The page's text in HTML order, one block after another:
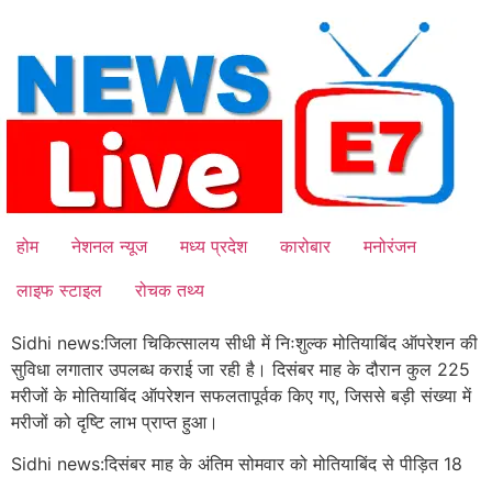
content
होम नेशनल न्यूज मध्य प्रदेश कारोबार
मनोरंजन
लाइफ स्टाइल
रोचक तथ्य
Sidhi news:जिला चिकित्सालय सीधी में निःशुल्क मोतियाबिंद ऑपरेशन की
सुविधा लगातार उपलब्ध कराई जा रही है। दिसंबर माह के दौरान कुल 225
मरीजों के मोतियाबिंद ऑपरेशन सफलतापूर्वक किए गए, जिससे बड़ी संख्या में
मरीजों को दृष्टि लाभ प्राप्त हुआ।
Sidhi news:दिसंबर माह के अंतिम सोमवार को मोतियाबिंद से पीड़ित 18